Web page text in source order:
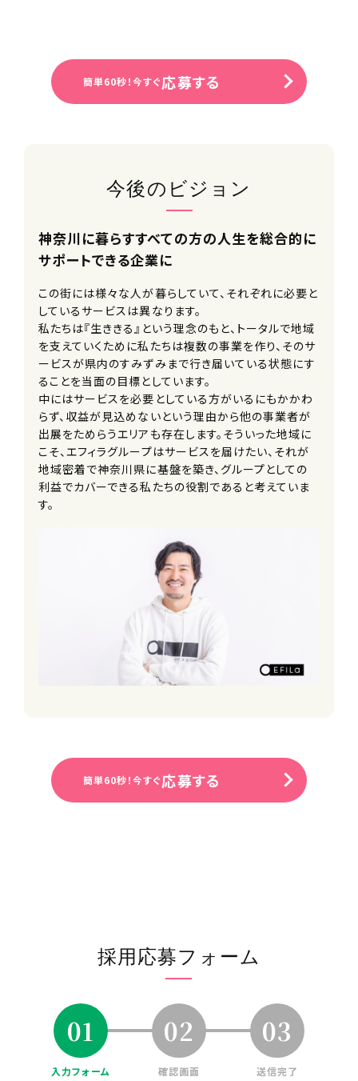
年金）
※法定通り
勤務時間（勤務体系）
※週1日から可
■駐車場有
■資格取得支援制度あり
■研修制度あり
加入保険
社会保険完備（雇用・労災・健康・厚生
年金）
※法定通り
受動喫煙防止措置事項
全社全面禁煙
6か月（条件変更なし）
6か月（原則更新）
希望に基づくシフト制
正看護師：臨床経験2-3年以上
准看護師：臨床経験3-5年以上
簡単60秒！今すぐ応募する
今後のビジョン
神奈川に暮らすすべての方の人生を総合的に
サポートできる企業に
この街には様々な人が暮らしていて、それぞれに必要と
しているサービスは異なります。
私たちは『生ききる』という理念のもと、トータルで地域
を支えていくために私たちは複数の事業を作り、そのサ
ービスが県内のすみずみまで行き届いている状態にす
ることを当面の目標としています。
中にはサービスを必要としている方がいるにもかかわ
らず、収益が見込めないという理由から他の事業者が
出展をためらうエリアも存在します。そういった地域に
こそ、エフィラグループはサービスを届けたい、それが
地域密着で神奈川県に基盤を築き、グループとしての
利益でカバーできる私たちの役割であると考えていま
す。
簡単60秒！今すぐ応募する
採用応募フォーム
01
入力フォーム
02
確認画面
03
送信完了